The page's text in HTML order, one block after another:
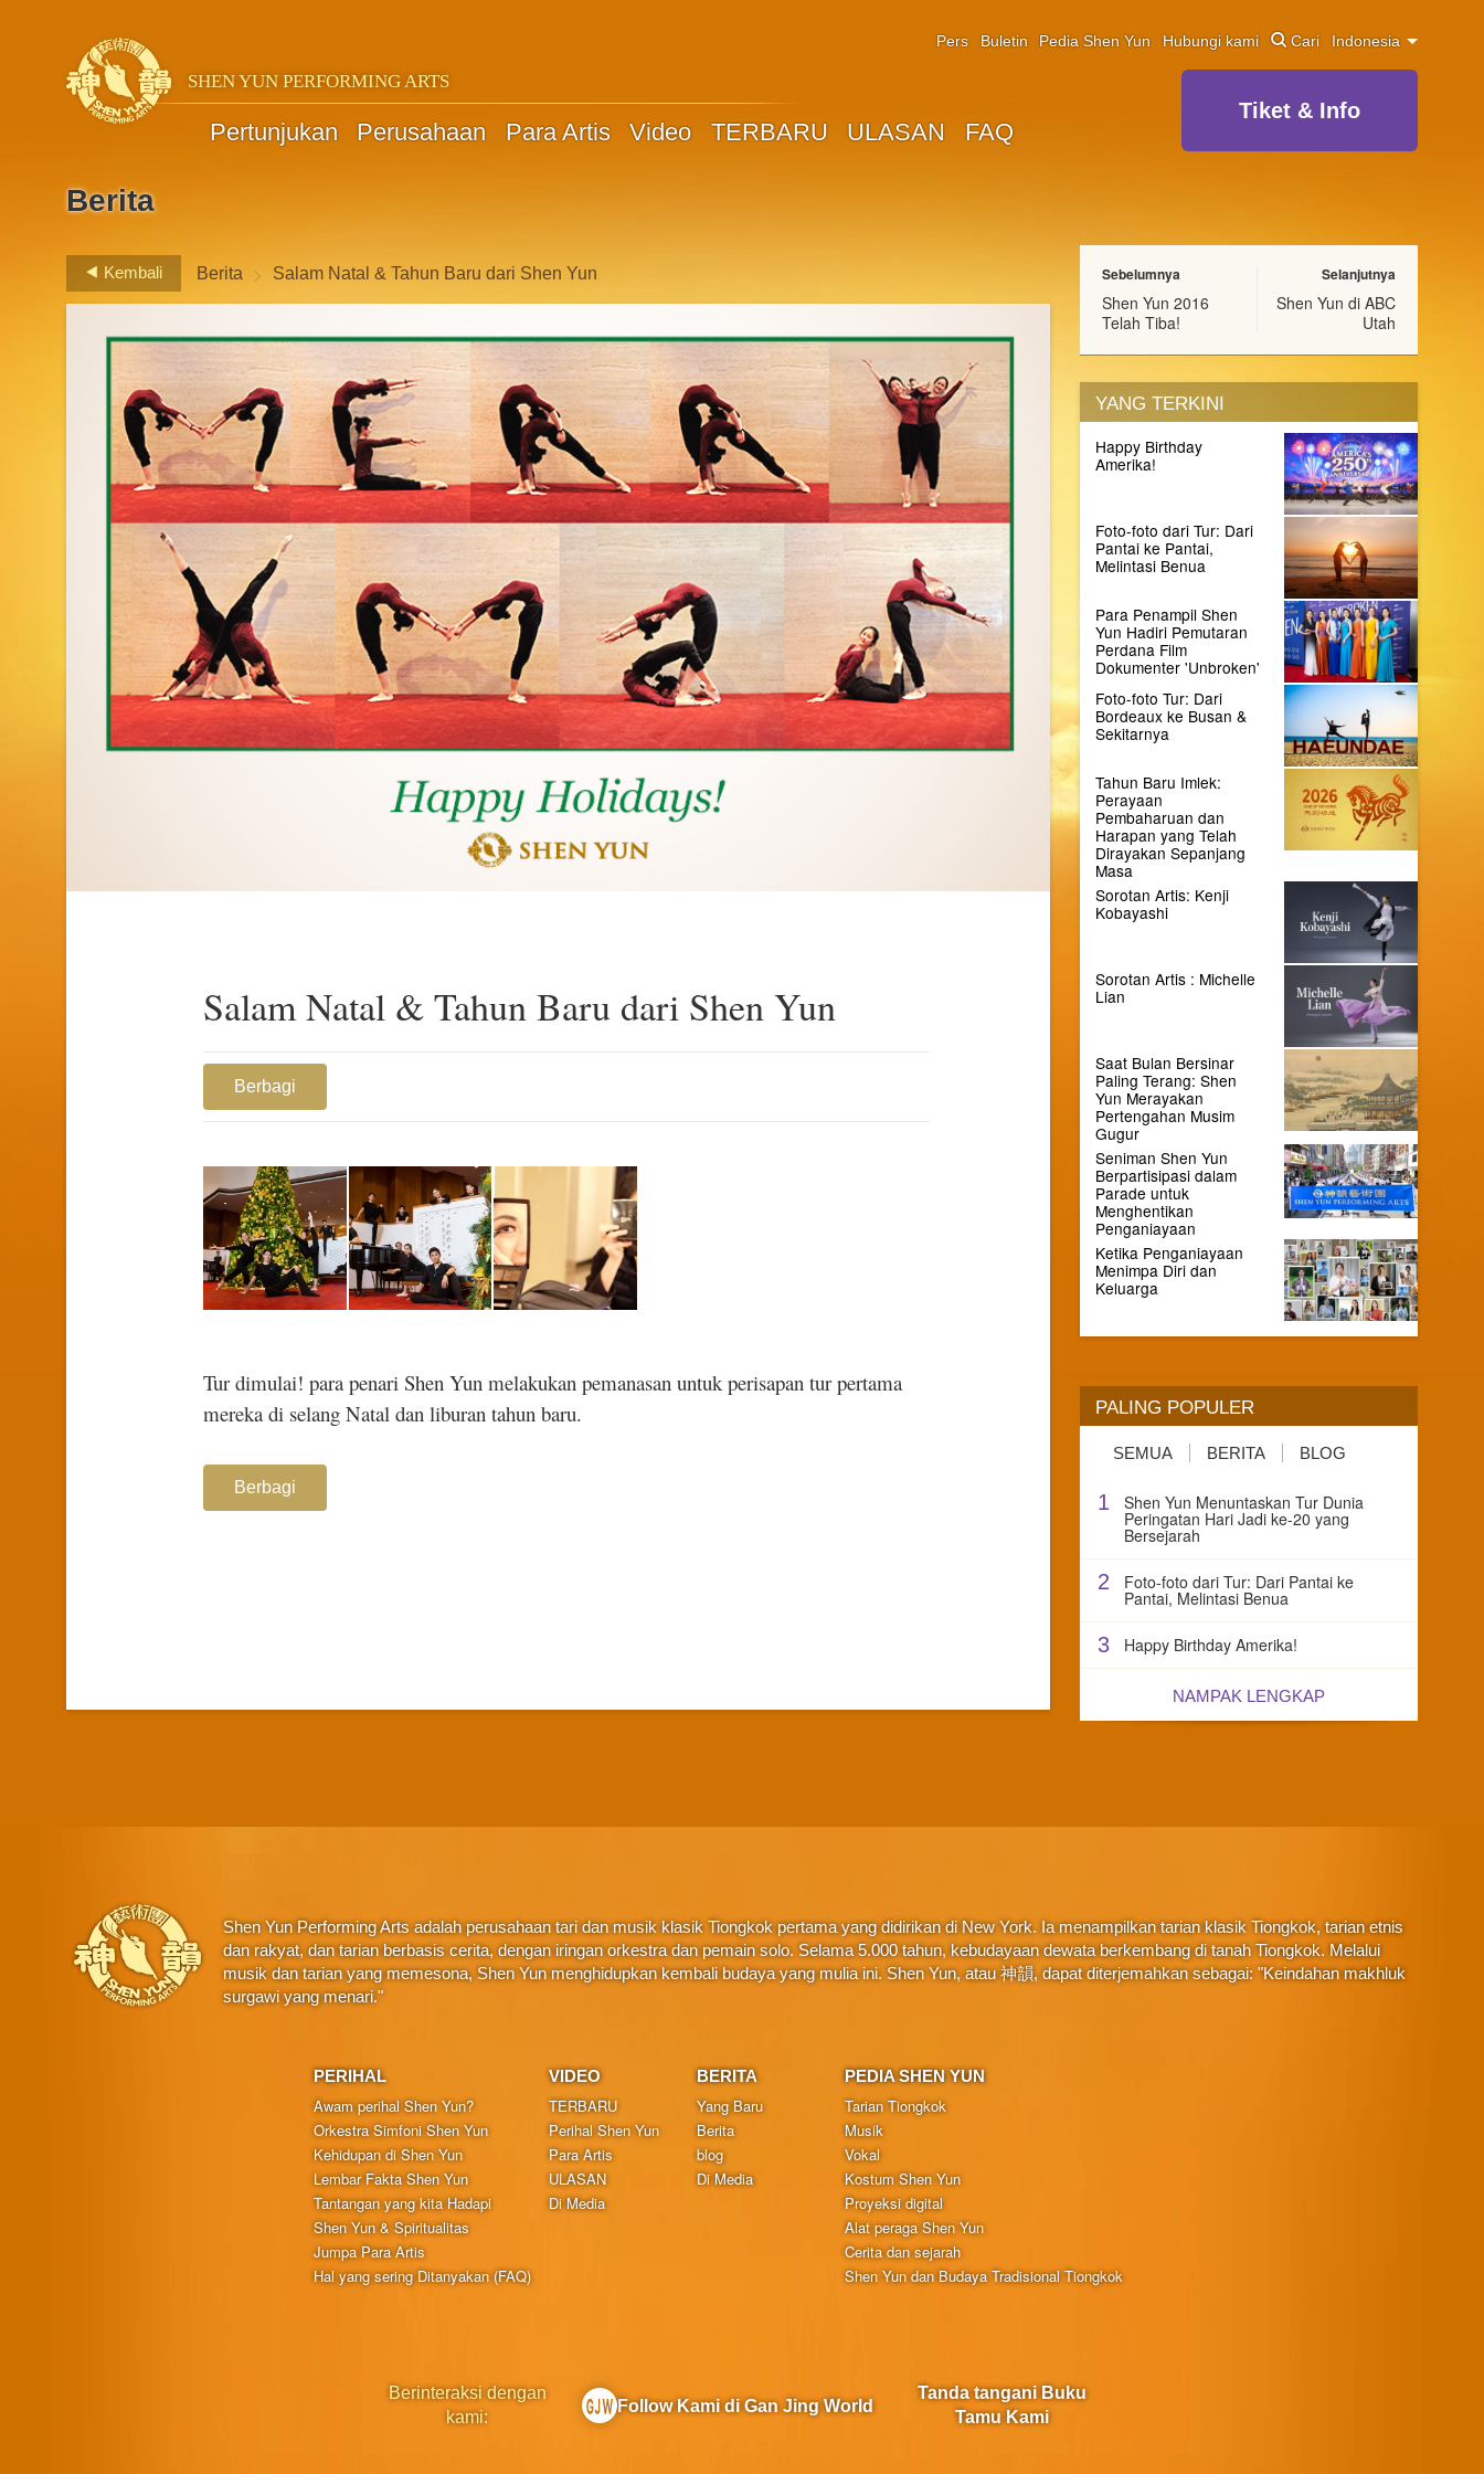
SHEN YUN PERFORMING ARTS
Pertunjukan Perusahaan Para Artis Video TERBARU ULASAN FAQ
Pers Buletin Pedia Shen Yun Hubungi kami Cari Indonesia
Tiket & Info
Berita
Kembali Berita > Salam Natal & Tahun Baru dari Shen Yun
Salam Natal & Tahun Baru dari Shen Yun
Berbagi
Tur dimulai! para penari Shen Yun melakukan pemanasan untuk perisapan tur pertama
mereka di selang Natal dan liburan tahun baru.
Berbagi
Sebelumnya
Shen Yun 2016
Telah Tiba!
Selanjutnya
Shen Yun di ABC
Utah
YANG TERKINI
Happy Birthday
Amerika!
Foto-foto dari Tur: Dari
Pantai ke Pantai,
Melintasi Benua
Para Penampil Shen
Yun Hadiri Pemutaran
Perdana Film
Dokumenter 'Unbroken'
Foto-foto Tur: Dari
Bordeaux ke Busan &
Sekitarnya
Tahun Baru Imlek:
Perayaan
Pembaharuan dan
Harapan yang Telah
Dirayakan Sepanjang
Masa
Sorotan Artis: Kenji
Kobayashi
Sorotan Artis : Michelle
Lian
Saat Bulan Bersinar
Paling Terang: Shen
Yun Merayakan
Pertengahan Musim
Gugur
Seniman Shen Yun
Berpartisipasi dalam
Parade untuk
Menghentikan
Penganiayaan
Ketika Penganiayaan
Menimpa Diri dan
Keluarga
PALING POPULER
SEMUA BERITA BLOG
1 Shen Yun Menuntaskan Tur Dunia
Peringatan Hari Jadi ke-20 yang
Bersejarah
2 Foto-foto dari Tur: Dari Pantai ke
Pantai, Melintasi Benua
3 Happy Birthday Amerika!
NAMPAK LENGKAP
Shen Yun Performing Arts adalah perusahaan tari dan musik klasik Tiongkok pertama yang didirikan di New York. Ia menampilkan tarian klasik Tiongkok, tarian etnis
dan rakyat, dan tarian berbasis cerita, dengan iringan orkestra dan pemain solo. Selama 5.000 tahun, kebudayaan dewata berkembang di tanah Tiongkok. Melalui
musik dan tarian yang memesona, Shen Yun menghidupkan kembali budaya yang mulia ini. Shen Yun, atau 神韻, dapat diterjemahkan sebagai: "Keindahan makhluk
surgawi yang menari."
PERIHAL
Awam perihal Shen Yun?
Orkestra Simfoni Shen Yun
Kehidupan di Shen Yun
Lembar Fakta Shen Yun
Tantangan yang kita Hadapi
Shen Yun & Spiritualitas
Jumpa Para Artis
Hal yang sering Ditanyakan (FAQ)
VIDEO
TERBARU
Perihal Shen Yun
Para Artis
ULASAN
Di Media
BERITA
Yang Baru
Berita
blog
Di Media
PEDIA SHEN YUN
Tarian Tiongkok
Musik
Vokal
Kostum Shen Yun
Proyeksi digital
Alat peraga Shen Yun
Cerita dan sejarah
Shen Yun dan Budaya Tradisional Tiongkok
Berinteraksi dengan
kami:
Follow Kami di Gan Jing World
Tanda tangani Buku
Tamu Kami